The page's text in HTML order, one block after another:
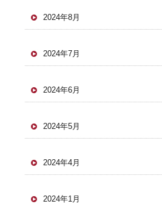
2024年8月
2024年7月
2024年6月
2024年5月
2024年4月
2024年1月